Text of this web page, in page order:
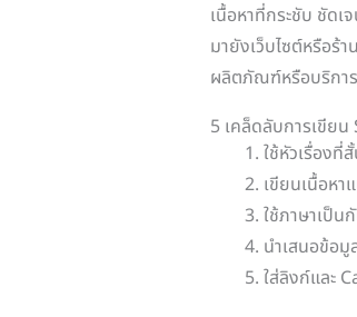
เนื้อหาที่กระชับ ชัด
มายังเว็บไซต์หรือร้
ผลิตภัณฑ์หรือบริกา
5 เคล็ดลับการเขียน
ใช้หัวเรื่องที่
เขียนเนื้อห
ใช้ภาษาเป็น
นำเสนอข้อมู
ใส่ลิงก์และ